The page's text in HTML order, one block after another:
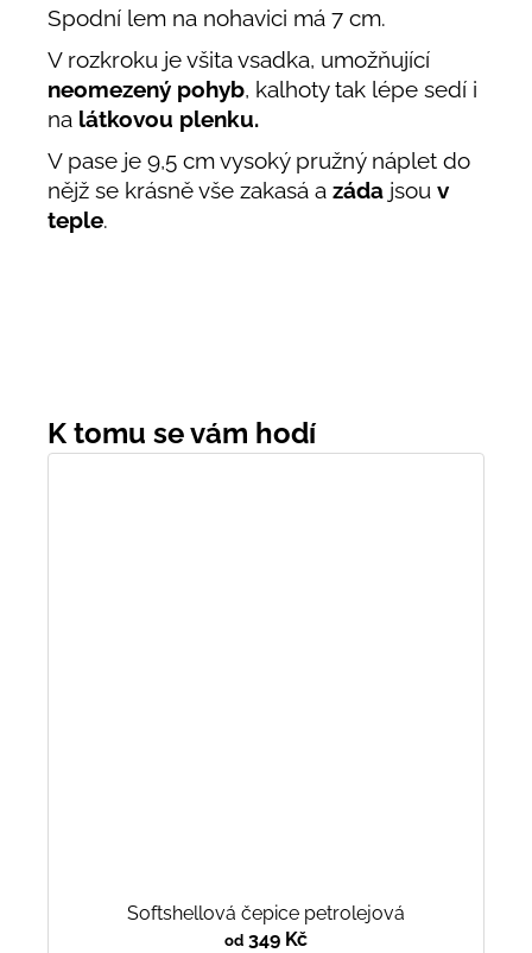
Spodní lem na nohavici má 7 cm.
V rozkroku je všita vsadka, umožňující
neomezený pohyb, kalhoty tak lépe sedí i
na látkovou plenku.
V pase je 9,5 cm vysoký pružný náplet do
nějž se krásně vše zakasá a záda jsou v
teple.
Softshellová čepice petrolejová
od 349 Kč